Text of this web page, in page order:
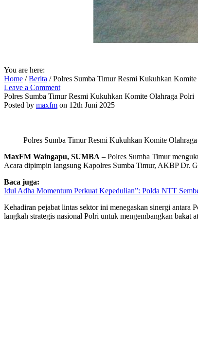
You are here:
Home /Berita /Polres Sumba Timur Resmi Kukuhkan
Leave a Comment
Polres Sumba Timur Resmi Kukuhkan Komite Olahraga Polri
Posted by maxfm on 12th Juni 2025
Polres Sumba Timur Resmi Kukuhkan Komite
MaxFM Waingapu, SUMBA – Polres Sumba Timur
Acara dipimpin langsung Kapolres Sumba Timur, AKBP Dr.
Baca juga:
Idul Adha Momentum Perkuat Kepedulian”: Polda NTT
Kehadiran pejabat lintas sektor ini menegaskan sinergi antara
langkah strategis nasional Polri untuk mengembangkan bakat